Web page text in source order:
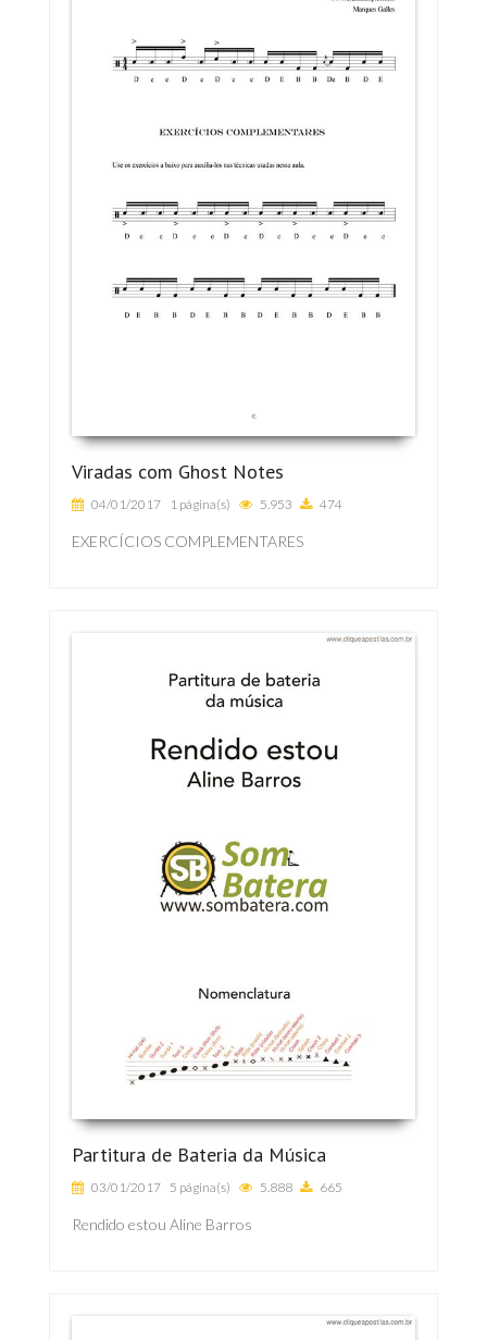
Viradas com Ghost Notes
04/01/2017 1 página(s) 5.953 474
EXERCÍCIOS COMPLEMENTARES
Partitura de Bateria da Música
03/01/2017 5 página(s) 5.888 665
Rendido estou Aline Barros